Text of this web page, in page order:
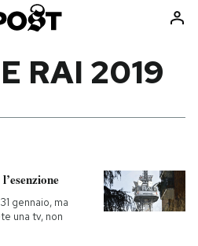
Consumismi
Storie/Idee
Ok Boomer!
RAI 2019
gennaio, ma
una tv, non